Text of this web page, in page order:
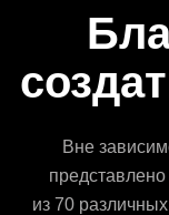
Вне
из 70